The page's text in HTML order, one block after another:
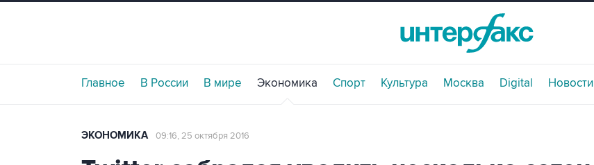
Главное В России В мире Экономика Спорт Культура Москва Digital Новости
ЭКОНОМИКА 09:16, 25 октября 2016